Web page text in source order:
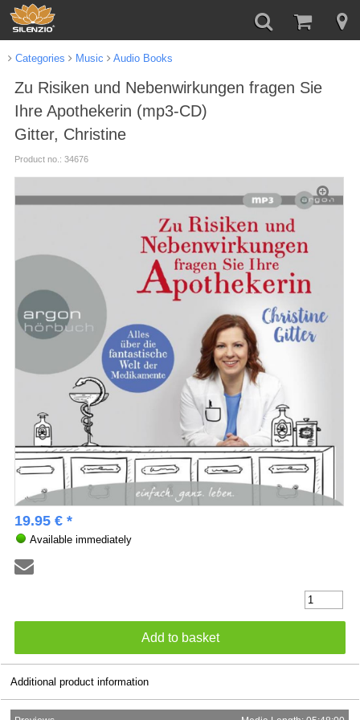
Categories Music Audio Books
Zu Risiken und Nebenwirkungen fragen Sie
Ihre Apothekerin (mp3-CD)
Gitter, Christine
Product no.: 34676
19.95 € *
Available immediately
Additional product information